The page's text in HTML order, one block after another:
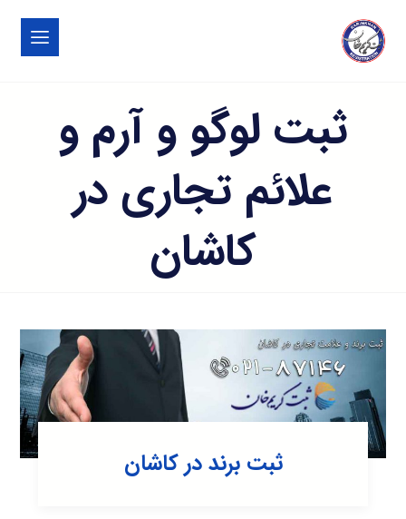
ثبت لوگو و آرم و
علائم تجاری در
کاشان
ثبت برند در کاشان